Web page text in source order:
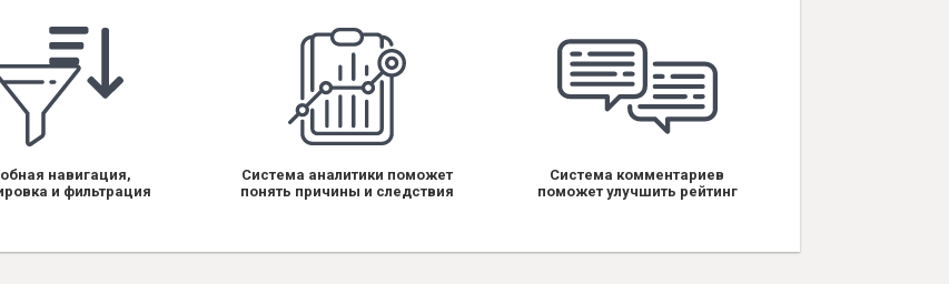
навигация,
и фильтрация
Система аналитики поможет
понять причины и следствия
Система комментариев
поможет улучшить рейтинг